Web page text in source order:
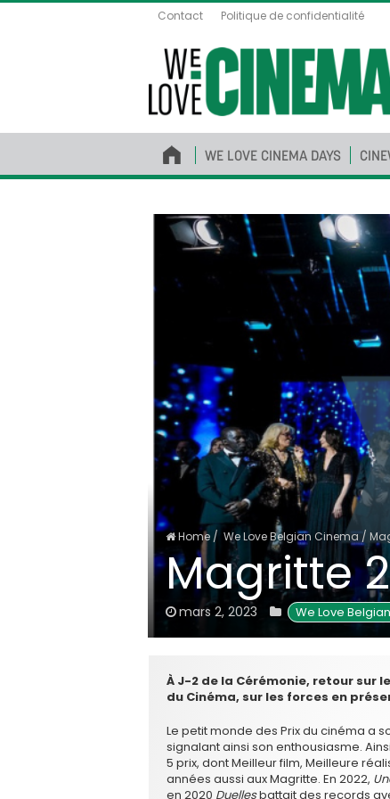
Contact Politique de confidentialité
WE LOVE CINEMA DAYS
Home / We Love Belgian Cinema/
Magritte
mars 2, 2023 We Love
À J-2 de la Cérémonie, retour sur
du Cinéma, sur les forces en
Le petit monde des Prix du cinéma a
signalant ainsi son enthousiasme.
5 prix, dont Meilleur film, Meilleure
années aussi aux Magritte. En 2022,
en 2020 Duellesbattait des records